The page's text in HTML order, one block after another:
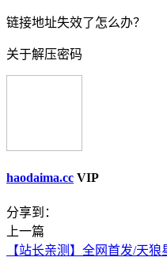
链接地址失效了怎么办？
关于解压密码
haodaima.cc VIP
分享到：
上一篇
【站长亲测】全网首发/天